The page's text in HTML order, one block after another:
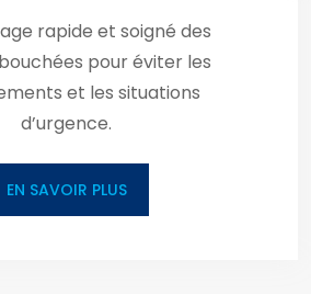
rapide et soigné des
pour éviter les
et les situations
d’urgence.
EN SAVOIR PLUS